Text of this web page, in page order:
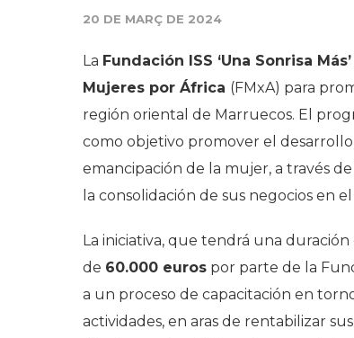
20 DE MARÇ DE 2024
La Fundación ISS ‘Una Sonrisa Más’
Mujeres por África (FMxA) para
región oriental de Marruecos. El
como objetivo promover el
emancipación de la mujer, a través
la consolidación de sus negocios en
La iniciativa, que tendrá una
de 60.000 euros por parte de la
a un proceso de capacitación en
actividades, en aras de rentabilizar